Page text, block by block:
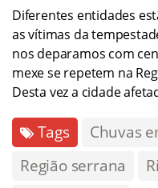
Diferentes entidades
as vítimas da
nos deparamos com
mexe se repetem na
Desta vez a cidade
Tags Chuvas
Região serrana